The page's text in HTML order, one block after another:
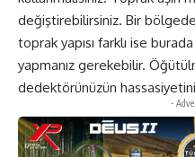
değiştirebilirsiniz. Bir
toprak yapısı farklı ise
yapmanız gerekebilir.
dedektörünüzün
-